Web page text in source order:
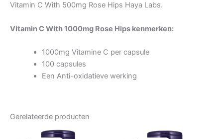
Vitamin C With 500mg Rose Hips Haya Labs.
Vitamin C With 1000mg Rose Hips kenmerken:
1000mg Vitamine C per capsule
100 capsules
Een Anti-oxidatieve werking
Gerelateerde producten